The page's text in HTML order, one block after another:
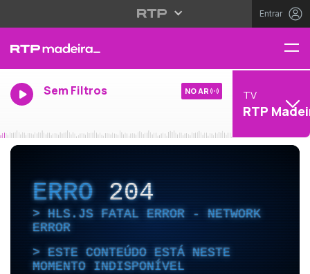
Entrar
Sem Filtros NO AR TV
RTP
ERRO204
HLS.JS FATAL ERROR - NETWORK
ERROR
ESTE CONTEÚDO ESTÁ NESTE
MOMENTO INDISPONÍVEL